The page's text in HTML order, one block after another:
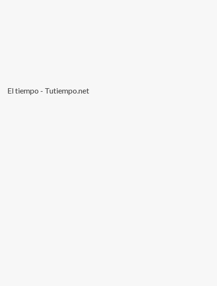
El tiempo - Tutiempo.net